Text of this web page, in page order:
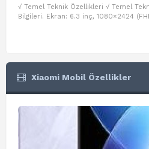
√ Temel Teknik Özellikleri √ Temel
Bilgileri. Ekran: 6.3 inç, 1080×2424
Xiaomi Mobil Özellikler